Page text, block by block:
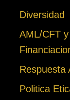
Diversidad
AML/CFT y
Respuesta
Politica